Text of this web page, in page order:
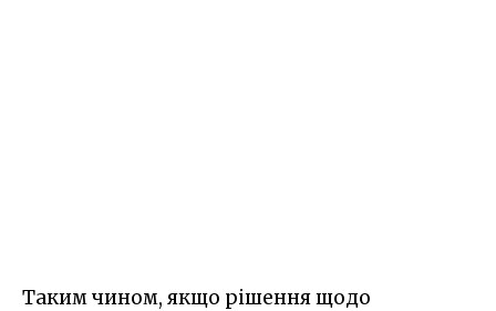
Таким чином, якщо рішення щодо